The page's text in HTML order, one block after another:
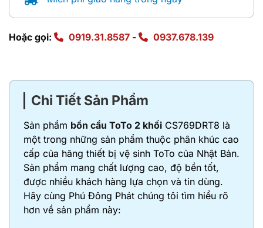
Hoặc gọi: 0919.31.8587 - 0937.678.139
Chi Tiết Sản Phẩm
Sản phẩm bồn cầu ToTo 2 khối CS769DRT8 là
một trong những sản phẩm thuộc phân khúc cao
cấp của hãng thiết bị vệ sinh ToTo của Nhật Bản.
Sản phẩm mang chất lượng cao, độ bền tốt,
được nhiều khách hàng lựa chọn và tin dùng.
Hãy cùng Phú Đông Phát chúng tôi tìm hiểu rõ
hơn về sản phẩm này: